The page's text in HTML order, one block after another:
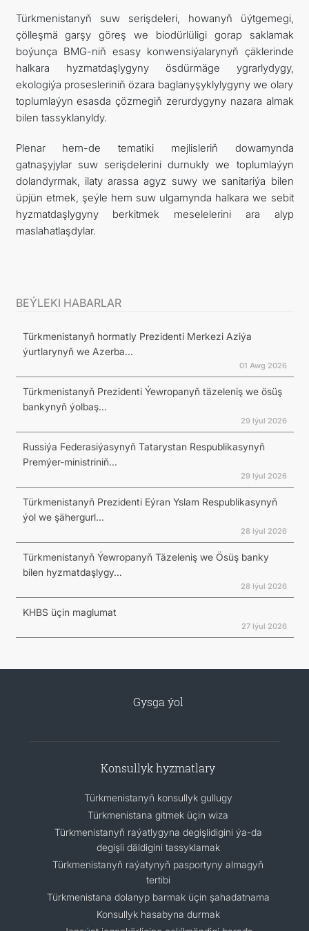
Türkmenistanyň suw serişdeleri, howanyň üýtgemegi,
çölleşmä garşy göreş we biodürlüligi gorap saklamak
boýunça BMG-niň esasy konwensiýalarynyň çäklerinde
halkara hyzmatdaşlygyny ösdürmäge ygrarlydygy,
ekologiýa prosesleriniň özara baglanyşyklylygyny we olary
toplumlaýyn esasda çözmegiň zerurdygyny nazara almak
bilen tassyklanyldy.
Plenar hem-de tematiki mejlisleriň dowamynda
gatnaşyjylar suw serişdelerini durnukly we toplumlaýyn
dolandyrmak, ilaty arassa agyz suwy we sanitariýa bilen
üpjün etmek, şeýle hem suw ulgamynda halkara we sebit
hyzmatdaşlygyny berkitmek meselelerini ara alyp
maslahatlaşdylar.
BEÝLEKI HABARLAR
Türkmenistanyň hormatly Prezidenti Merkezi Aziýa
ýurtlarynyň we Azerba...
01 Awg 2026
Türkmenistanyň Prezidenti Ýewropanyň täzeleniş we ösüş
bankynyň ýolbaş...
29 Iýul 2026
Russiýa Federasiýasynyň Tatarystan Respublikasynyň
Premýer-ministriniň...
29 Iýul 2026
Türkmenistanyň Prezidenti Eýran Yslam Respublikasynyň
ýol we şähergurl...
28 Iýul 2026
Türkmenistanyň Ýewropanyň Täzeleniş we Ösüş banky
bilen hyzmatdaşlygy...
28 Iýul 2026
KHBS üçin maglumat
27 Iýul 2026
Gysga ýol
Konsullyk hyzmatlary
Türkmenistanyň konsullyk gullugy
Türkmenistana gitmek üçin wiza
Türkmenistanyň raýatlygyna degişlidigini ýa-da
degişli däldigini tassyklamak
Türkmenistanyň raýatynyň pasportyny almagyň
tertibi
Türkmenistana dolanyp barmak üçin şahadatnama
Konsullyk hasabyna durmak